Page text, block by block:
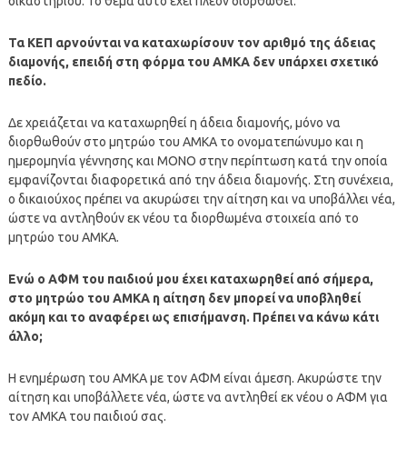
Τα ΚΕΠ αρνούνται να καταχωρίσουν τον αριθμό της άδειας
διαμονής, επειδή στη φόρμα του ΑΜΚΑ δεν υπάρχει σχετικό
πεδίο.
Δε χρειάζεται να καταχωρηθεί η άδεια διαμονής, μόνο να
διορθωθούν στο μητρώο του ΑΜΚΑ το ονοματεπώνυμο και η
ημερομηνία γέννησης και ΜΟΝΟ στην περίπτωση κατά την οποία
εμφανίζονται διαφορετικά από την άδεια διαμονής. Στη συνέχεια,
ο δικαιούχος πρέπει να ακυρώσει την αίτηση και να υποβάλλει νέα,
ώστε να αντληθούν εκ νέου τα διορθωμένα στοιχεία από το
μητρώο του ΑΜΚΑ.
Ενώ ο ΑΦΜ του παιδιού μου έχει καταχωρηθεί από σήμερα,
στο μητρώο του ΑΜΚΑ η αίτηση δεν μπορεί να υποβληθεί
ακόμη και το αναφέρει ως επισήμανση. Πρέπει να κάνω κάτι
άλλο;
Η ενημέρωση του ΑΜΚΑ με τον ΑΦΜ είναι άμεση. Ακυρώστε την
αίτηση και υποβάλλετε νέα, ώστε να αντληθεί εκ νέου ο ΑΦΜ για
τον ΑΜΚΑ του παιδιού σας.